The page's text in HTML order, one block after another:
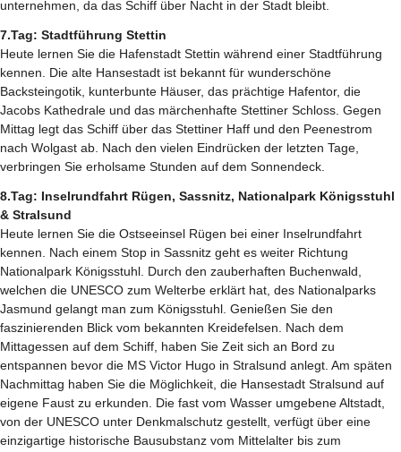
unternehmen, da das Schiff über Nacht in der Stadt bleibt.
7.Tag: Stadtführung Stettin
Heute lernen Sie die Hafenstadt Stettin während einer Stadtführung
kennen. Die alte Hansestadt ist bekannt für wunderschöne
Backsteingotik, kunterbunte Häuser, das prächtige Hafentor, die
Jacobs Kathedrale und das märchenhafte Stettiner Schloss. Gegen
Mittag legt das Schiff über das Stettiner Haff und den Peenestrom
nach Wolgast ab. Nach den vielen Eindrücken der letzten Tage,
verbringen Sie erholsame Stunden auf dem Sonnendeck.
8.Tag: Inselrundfahrt Rügen, Sassnitz, Nationalpark Königsstuhl
& Stralsund
Heute lernen Sie die Ostseeinsel Rügen bei einer Inselrundfahrt
kennen. Nach einem Stop in Sassnitz geht es weiter Richtung
Nationalpark Königsstuhl. Durch den zauberhaften Buchenwald,
welchen die UNESCO zum Welterbe erklärt hat, des Nationalparks
Jasmund gelangt man zum Königsstuhl. Genießen Sie den
faszinierenden Blick vom bekannten Kreidefelsen. Nach dem
Mittagessen auf dem Schiff, haben Sie Zeit sich an Bord zu
entspannen bevor die MS Victor Hugo in Stralsund anlegt. Am späten
Nachmittag haben Sie die Möglichkeit, die Hansestadt Stralsund auf
eigene Faust zu erkunden. Die fast vom Wasser umgebene Altstadt,
von der UNESCO unter Denkmalschutz gestellt, verfügt über eine
einzigartige historische Bausubstanz vom Mittelalter bis zum